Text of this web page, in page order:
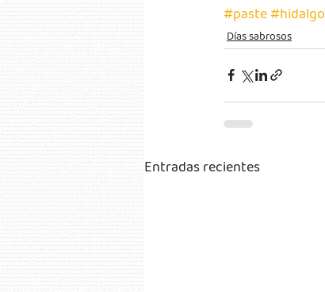
#paste#hidalgo
Días sabrosos
Entradas recientes